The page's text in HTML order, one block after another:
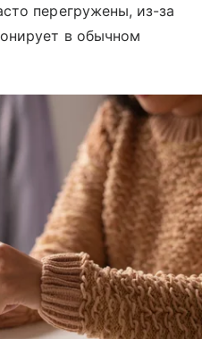
перегружены, из-за
в обычном